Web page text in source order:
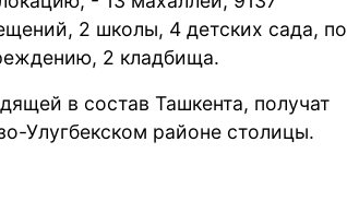
2 школы, 4 детских сада, по
2 кладбища.
в состав Ташкента, получат
Улугбекском районе столицы.